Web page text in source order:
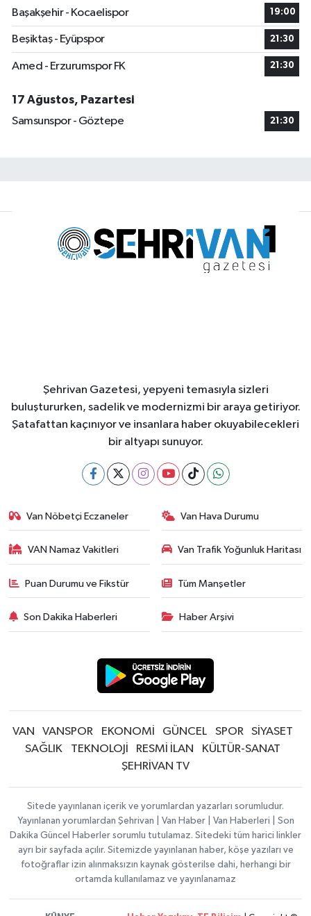
Başakşehir - Kocaelispor
19:00
Beşiktaş - Eyüpspor 21:30
Amed - Erzurumspor FK 21:30
17 Ağustos, Pazartesi
Samsunspor - Göztepe
21:30
Şehrivan Gazetesi, yepyeni temasıyla sizleri
buluştururken, sadelik ve modernizmi bir araya getiriyor.
Şatafattan kaçınıyor ve insanlara haber okuyabilecekleri
bir altyapı sunuyor.
Van Nöbetçi Eczaneler Van Hava Durumu
VAN Namaz Vakitleri Van Trafik Yoğunluk Haritası
Puan Durumu ve Fikstür Tüm Manşetler
Son Dakika Haberleri Haber Arşivi
VAN VANSPOR EKONOMİ GÜNCEL SPOR
SİYASET
SAĞLIK
TEKNOLOJİ RESMİ İLAN
KÜLTÜR-SANAT
ŞEHRİVAN TV
Sitede yayınlanan içerik ve yorumlardan yazarları sorumludur.
Yayınlanan yorumlardan Şehrivan | Van Haber | Van Haberleri | Son
Dakika Güncel Haberler sorumlu tutulamaz. Sitedeki tüm harici linkler
ayrı bir sayfada açılır. Sitemizde yayınlanan haber, köşe yazıları ve
fotoğraflar izin alınmaksızın kaynak gösterilse dahi, herhangi bir
ortamda kullanılamaz ve yayınlanamaz